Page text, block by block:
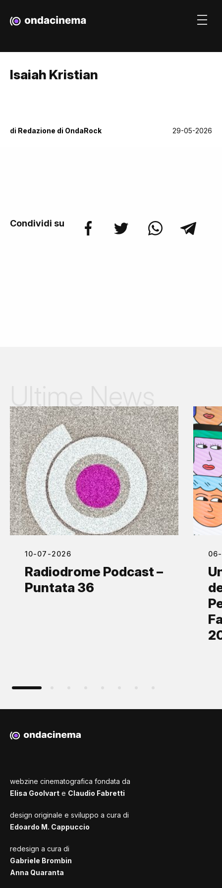
Isaiah Kristian
di Redazione di OndaRock 29-05-2026
Condividi su
10-07-2026
Radiodrome Podcast –
Puntata 36
webzine cinematografica fondata da
Elisa Goolvart e Claudio Fabretti
design originale e sviluppo a cura di
Edoardo M. Cappuccio
redesign a cura di
Gabriele Brombin
Anna Quaranta